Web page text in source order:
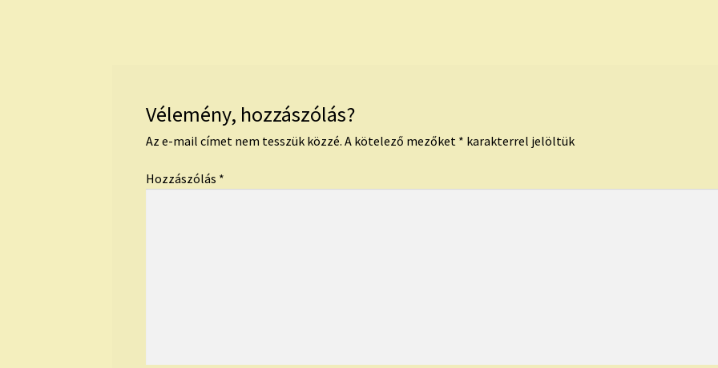
Vélemény, hozzászólás?
Az e-mail címet nem tesszük közzé. A kötelező mezőket * karakterrel jelöltük
Hozzászólás *